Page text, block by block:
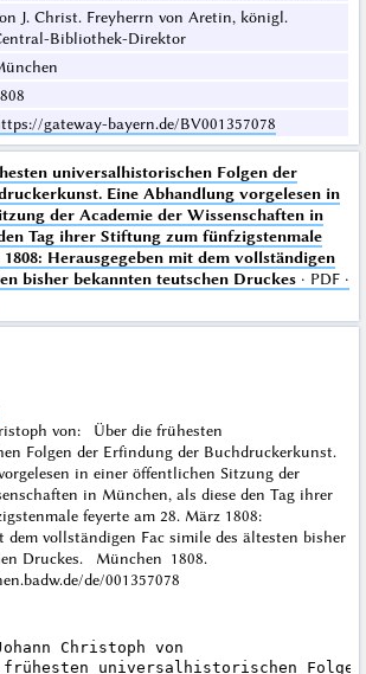
J. Christ. Freyherrn von Aretin, königl.
Bibliothek-Direktor
gateway-bayern.de/BV001357078
universalhistorischen Folgen der
Eine Abhandlung vorgelesen in
der Academie der Wissenschaften in
Tag ihrer Stiftung zum fünfzigstenmale
Herausgegeben mit dem vollständigen
bisher bekannten teutschen Druckes· PDF ·
von: Über die frühesten
Folgen der Erfindung der Buchdruckerkunst.
in einer öffentlichen Sitzung der
in München, als diese den Tag ihrer
feyerte am 28. März 1808:
dem vollständigen Fac simile des ältesten bisher
Druckes. München 1808.
de/001357078
Christoph von
universalhistorischen Folgen